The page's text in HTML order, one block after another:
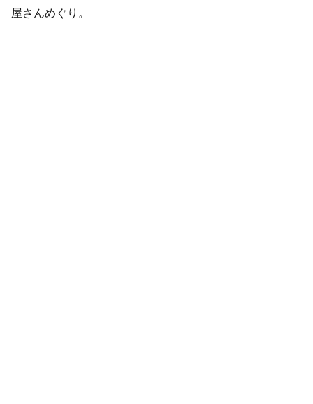
屋さんめぐり。